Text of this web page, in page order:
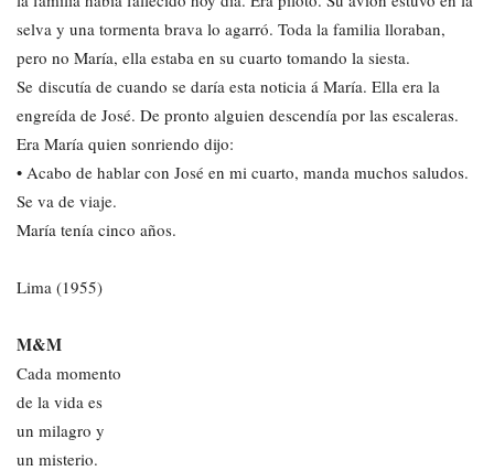
selva y una tormenta brava lo agarró. Toda la familia lloraban,
pero no María, ella estaba en su cuarto tomando la siesta.
Se discutía de cuando se daría esta noticia á María. Ella era la
engreída de José. De pronto alguien descendía por las escaleras.
Era María quien sonriendo dijo:
• Acabo de hablar con José en mi cuarto, manda muchos saludos.
Se va de viaje.
María tenía cinco años.
Lima (1955)
M&M
Cada momento
de la vida es
un milagro y
un misterio.